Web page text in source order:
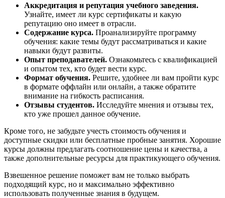
Аккредитация и репутация учебного заведения.
Узнайте, имеет ли курс сертификаты и какую
репутацию оно имеет в отрасли.
Содержание курса. Проанализируйте программу
обучения: какие темы будут рассматриваться и какие
навыки будут развиты.
Опыт преподавателей. Ознакомьтесь с квалификацией
и опытом тех, кто будет вести курс.
Формат обучения. Решите, удобнее ли вам пройти курс
в формате оффлайн или онлайн, а также обратите
внимание на гибкость расписания.
Отзывы студентов. Исследуйте мнения и отзывы тех,
кто уже прошел данное обучение.
Кроме того, не забудьте учесть стоимость обучения и
доступные скидки или бесплатные пробные занятия. Хорошие
курсы должны предлагать соотношение цены и качества, а
также дополнительные ресурсы для практикующего обучения.
Взвешенное решение поможет вам не только выбрать
подходящий курс, но и максимально эффективно
использовать полученные знания в будущем.